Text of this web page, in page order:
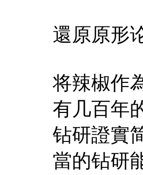
還原原形
将辣椒作
有几百年
钻研證實
當的钻研